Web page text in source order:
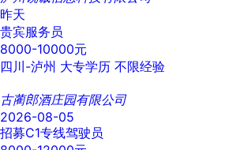
昨天
贵宾服务员
8000-10000元
四川-泸州 大专学历 不限经验
古蔺郎酒庄园有限公司
2026-08-05
招募C1专线驾驶员